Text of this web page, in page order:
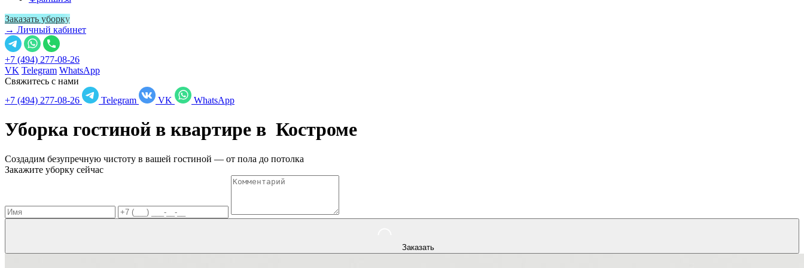
Заказать уборку
→ Личный кабинет
+7 (494) 277-08-26
VK Telegram WhatsApp
Свяжитесь с нами
+7 (494) 277-08-26
Telegram VK WhatsApp
Уборка гостиной в квартире в Костроме
Создадим безупречную чистоту в вашей гостиной — от пола до потолка
Закажите уборку сейчас
Заказать